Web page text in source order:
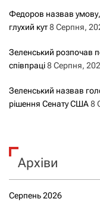
Федоров назвав умову,
глухий кут8 Серпня,
Зеленський розпочав
співпраці8 Серпня,
Зеленський назвав
рішення Сенату США8
Архіви
Серпень 2026